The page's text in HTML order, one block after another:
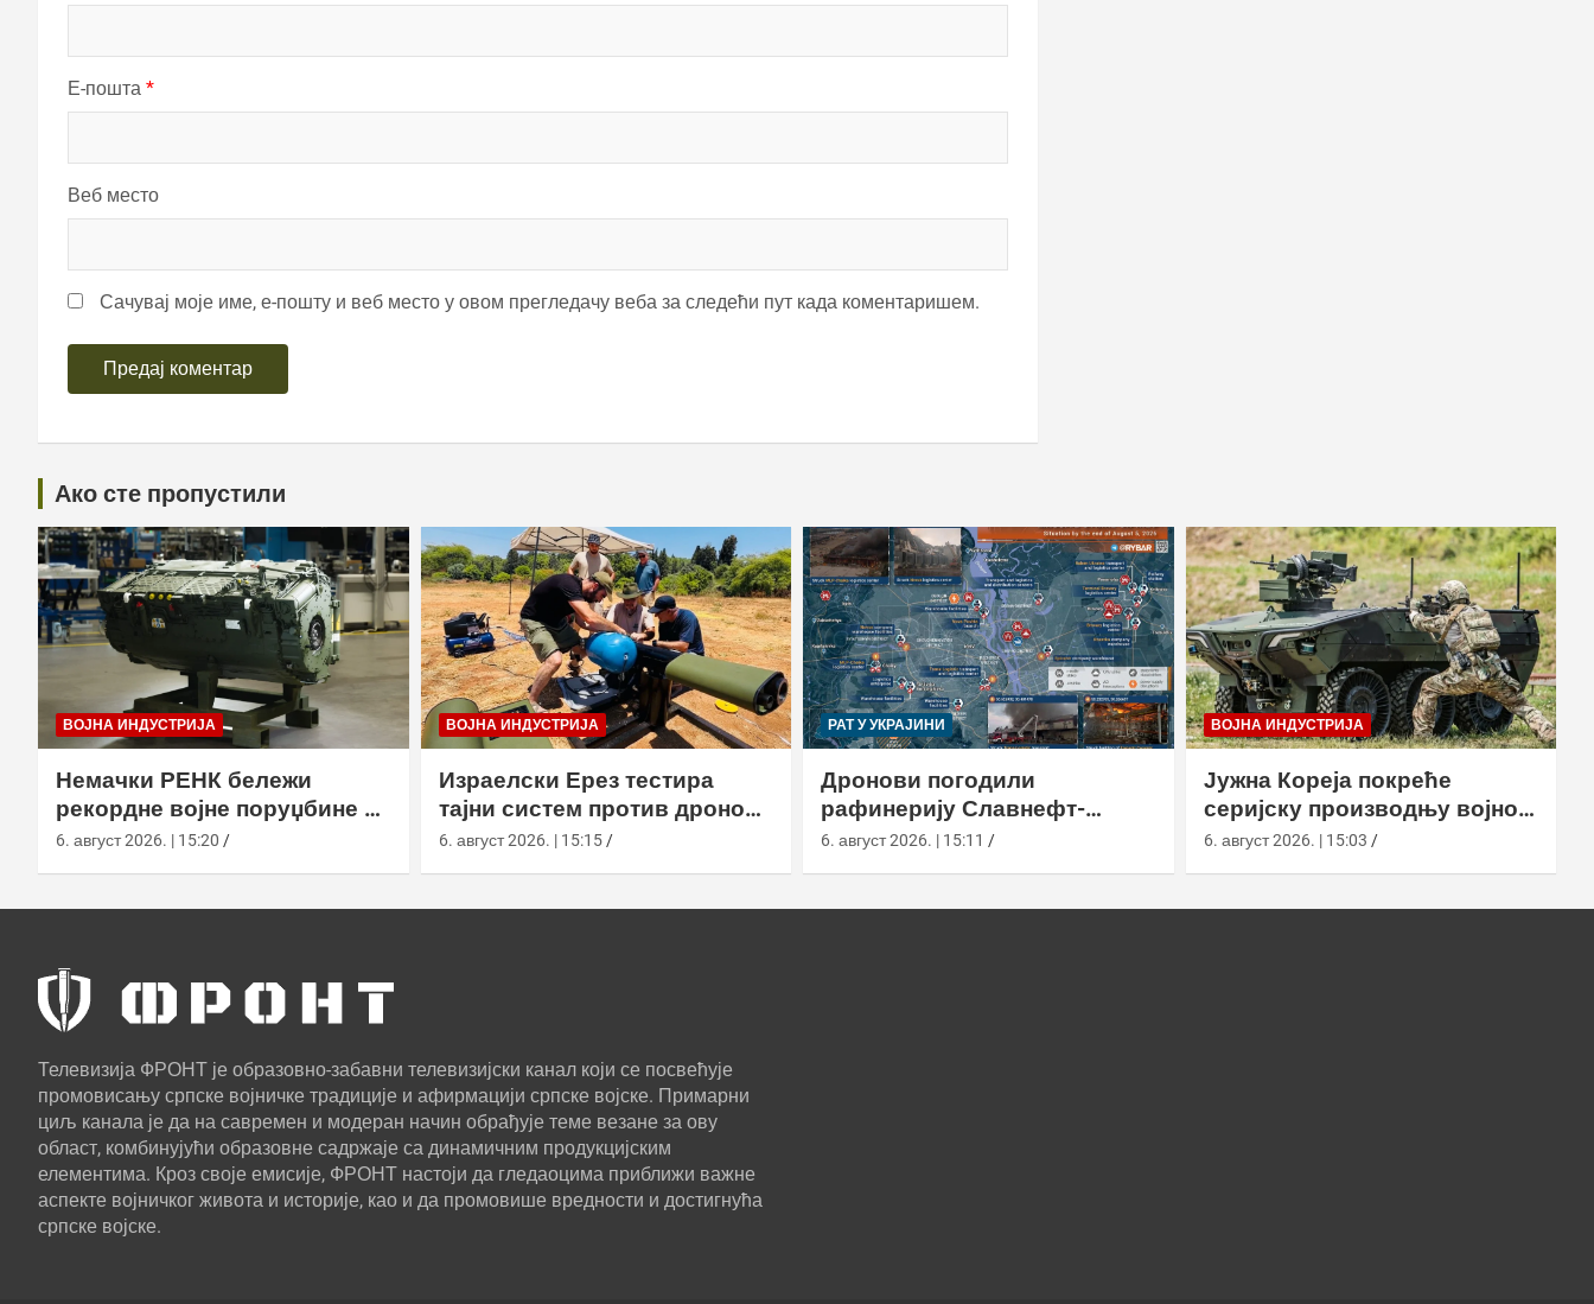
Е-пошта *
Веб место
Сачувај моје име, е-пошту и веб место у овом прегледачу веба за следећи пут када коментаришем.
Ако сте пропустили
ВОЈНА ИНДУСТРИЈА
Немачки РЕНК бележи
рекордне војне поруџбине у
2026. години
6. август 2026. | 15:20
ВОЈНА ИНДУСТРИЈА
Израелски Ерез тестира
тајни систем против дронова
са капсулом и лансером
6. август 2026. | 15:15
РАТ У УКРАЈИНИ
Дронови погодили
рафинерију Славнефт-
ЈАНОС у Јарослављу
6. август 2026. | 15:11
ВОЈНА ИНДУСТРИЈА
Јужна Кореја покреће
серијску производњу војног
робота Арион-СМЕТ
6. август 2026. | 15:03
Телевизија ФРОНТ је образовно-забавни телевизијски канал који се посвећује
промовисању српске војничке традиције и афирмацији српске војске. Примарни
циљ канала је да на савремен и модеран начин обрађује теме везане за ову
област, комбинујући образовне садржаје са динамичним продукцијским
елементима. Кроз своје емисије, ФРОНТ настоји да гледаоцима приближи важне
аспекте војничког живота и историје, као и да промовише вредности и достигнућа
српске војске.